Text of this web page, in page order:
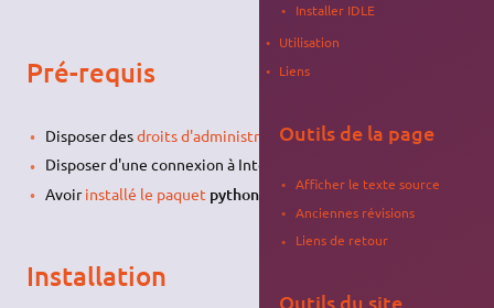
Pré-requis
Disposer desdroits d'administration.
Disposer d'une connexion à Internet configurée et activée.
Avoirinstallé le paquet pythonet/oupython3 .
Installation
Installer IDLE
Utilisation
Liens
Outils de la page
Afficher le texte source
Anciennes révisions
Liens de retour
Outils du site